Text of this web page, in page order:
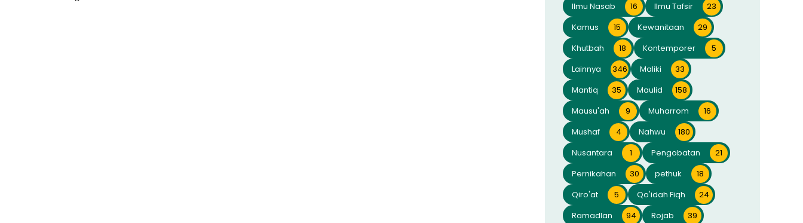
Ilmu Nasab
16 Ilmu Tafsir
23
Kamus
15 Kewanitaan
29
Khutbah
18 Kontemporer
5
Lainnya
346 Maliki
33
Mantiq
35 Maulid
158
Mausu'ah
9 Muharrom
16
Mushaf
4 Nahwu
180
Nusantara
1 Pengobatan
21
Pernikahan
30 pethuk
18
Qiro'at
5 Qo'idah Fiqh
24
Ramadlan
94 Rojab
39